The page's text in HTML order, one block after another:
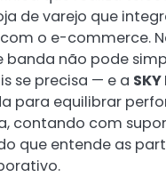
de varejo que
o e-commerce.
banda não pode
se precisa — e a SKY
para equilibrar
contando com
que entende as